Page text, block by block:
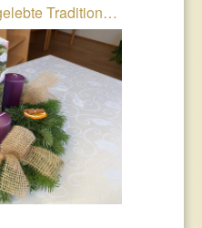
Tradition…